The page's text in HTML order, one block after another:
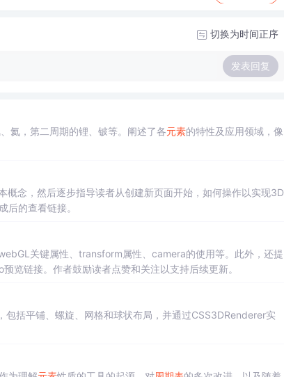
切换为时间正序
发表回复
氦，第二周期的锂、铍等。阐述了各元素的特性及应用领域，像
概念，然后逐步指导读者从创建新页面开始，如何操作以实现3D
的查看链接。
关键属性、transform属性、camera的使用等。此外，还提
览链接。作者鼓励读者点赞和关注以支持后续更新。
，包括平铺、螺旋、网格和球状布局，并通过CSS3DRenderer实